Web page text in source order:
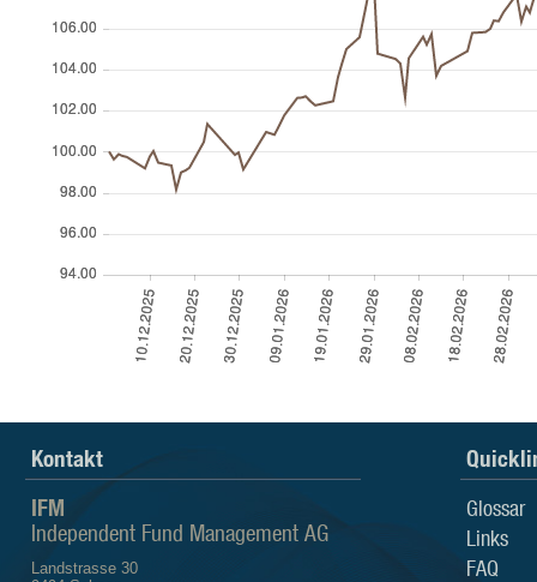
Kontakt
IFM
Independent Fund Management AG
Landstrasse 30
Glossar
Links
FAQ